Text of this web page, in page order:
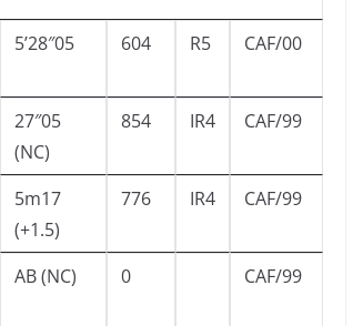
5’28″05 604 R5 CAF/00
27″05
(NC)
854 IR4 CAF/99
5m17
(+1.5)
776 IR4 CAF/99
AB (NC) 0 CAF/99